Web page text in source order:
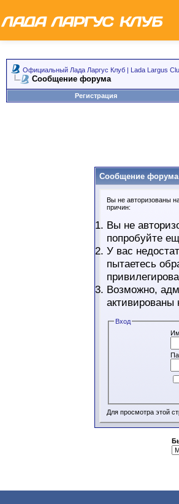
Официальный Лада Ларгус Клуб | Lada Largus
Сообщение форума
Регистрация
Сообщение форума
Вы не авторизованы
причин:
Вы не
попробуйте
У вас
пытаетесь
Возможно,
Вход
Для просмотра этой